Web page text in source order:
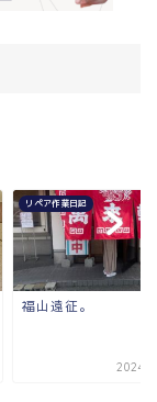
リペア作業日記
福山遠征。
2024-